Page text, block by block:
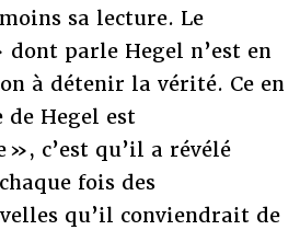
sa lecture. Le
parle Hegel n’est en
à détenir la vérité. Ce en
de Hegel est
c’est qu’il a révélé
fois des
qu’il conviendrait de